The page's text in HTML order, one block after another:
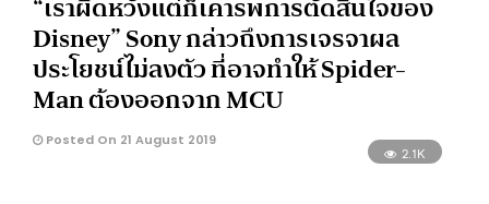
Disney” Sony กล่าวถึงการเจรจาผล
ประโยชน์ไม่ลงตัว ที่อาจทำให้ Spider-
Man ต้องออกจาก MCU
Posted On 21 August 2019
2.1K